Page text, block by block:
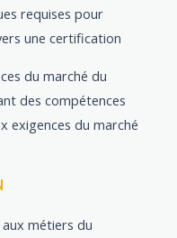
requises pour
une certification
du marché du
des compétences
exigences du marché
métiers du